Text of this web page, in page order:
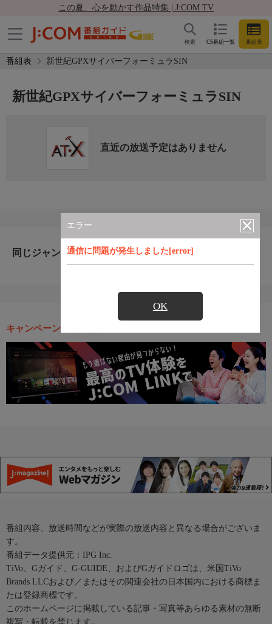
この夏、心を動かす作品特集 | J:COM TV
CS番組一覧 番組表
検索
番組表 新世紀GPXサイバーフォーミュラSIN
エラー
通信に問題が発生しました[error]
OK
新世紀GPXサイバーフォーミュラSIN
直近の放送予定はありません
同じジャンルのおすすめ番組
キャンペーン・お得な情報
番組内容、放送時間などが実際の放送内容と異なる場合がございま
す。
番組データ提供元：IPG Inc.
TiVo、Gガイド、G-GUIDE、およびGガイドロゴは、米国TiVo
Brands LLCおよび／またはその関連会社の日本国内における商標ま
たは登録商標です。
このホームページに掲載している記事・写真等あらゆる素材の無断
複写・転載を禁じます。